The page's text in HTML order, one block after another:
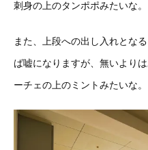
刺身の上のタンポポみたいな。
また、上段への出し入れとな
ば嘘になりますが、無いより
ーチェの上のミントみたいな。